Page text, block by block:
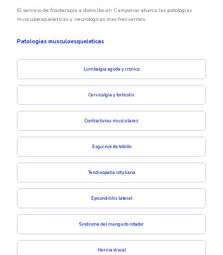
El servicio de fisioterapia a domicilio en Campanar abarca las patologias
musculoesqueleticas y neurologicas mas frecuentes.
Patologias musculoesqueleticas
Lumbalgia aguda y cronica
Cervicalgia y torticolis
Contracturas musculares
Esguince de tobillo
Tendinopatia rotuliana
Epicondilitis lateral
Sindrome del manguito rotador
Hernia discal